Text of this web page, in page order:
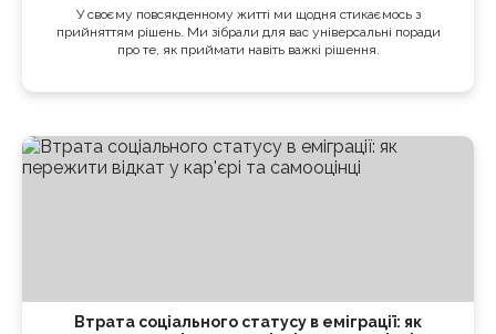
У своєму повсякденному житті ми щодня стикаємось з
прийняттям рішень. Ми зібрали для вас універсальні поради
про те, як приймати навіть важкі рішення.
Втрата соціального статусу в еміграції: як